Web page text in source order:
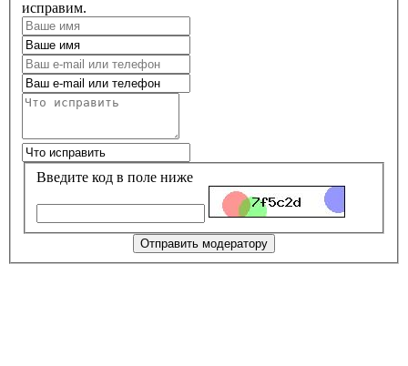
исправим.
Введите код в поле ниже
Отправить модератору